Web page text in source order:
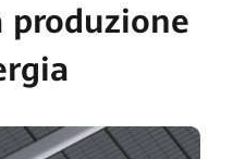
produzione